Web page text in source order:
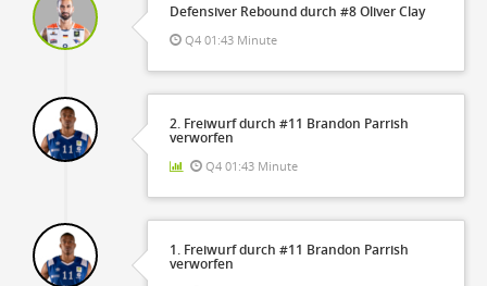
Defensiver Rebound durch #8 Oliver Clay
Q4 01:43 Minute
2. Freiwurf durch #11 Brandon Parrish
verworfen
Q4 01:43 Minute
1. Freiwurf durch #11 Brandon Parrish
verworfen